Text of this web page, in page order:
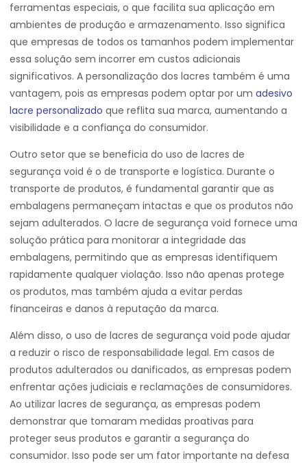
ferramentas especiais, o que facilita sua aplicação em
ambientes de produção e armazenamento. Isso significa
que empresas de todos os tamanhos podem implementar
essa solução sem incorrer em custos adicionais
significativos. A personalização dos lacres também é uma
vantagem, pois as empresas podem optar por um adesivo
lacre personalizado que reflita sua marca, aumentando a
visibilidade e a confiança do consumidor.
Outro setor que se beneficia do uso de lacres de
segurança void é o de transporte e logística. Durante o
transporte de produtos, é fundamental garantir que as
embalagens permaneçam intactas e que os produtos não
sejam adulterados. O lacre de segurança void fornece uma
solução prática para monitorar a integridade das
embalagens, permitindo que as empresas identifiquem
rapidamente qualquer violação. Isso não apenas protege
os produtos, mas também ajuda a evitar perdas
financeiras e danos à reputação da marca.
Além disso, o uso de lacres de segurança void pode ajudar
a reduzir o risco de responsabilidade legal. Em casos de
produtos adulterados ou danificados, as empresas podem
enfrentar ações judiciais e reclamações de consumidores.
Ao utilizar lacres de segurança, as empresas podem
demonstrar que tomaram medidas proativas para
proteger seus produtos e garantir a segurança do
consumidor. Isso pode ser um fator importante na defesa